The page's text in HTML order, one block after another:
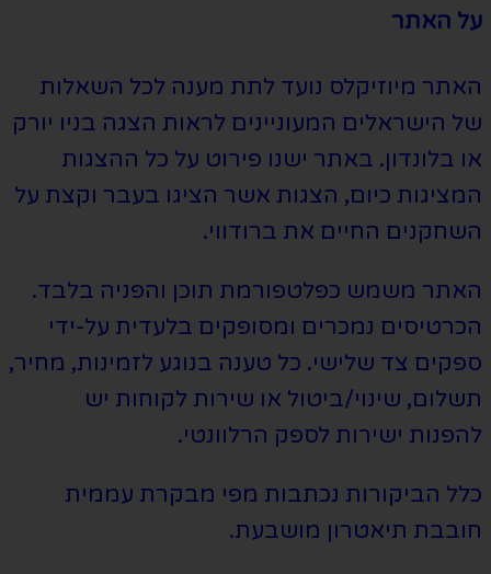
על האתר
האתר מיוזיקלס נועד לתת מענה לכל השאלות
של הישראלים המעוניינים לראות הצגה בניו יורק
או בלונדון. באתר ישנו פירוט על כל ההצגות
המציגות כיום, הצגות אשר הציגו בעבר וקצת על
השחקנים החיים את ברודווי.
האתר משמש כפלטפורמת תוכן והפניה בלבד.
הכרטיסים נמכרים ומסופקים בלעדית על-ידי
ספקים צד שלישי. כל טענה בנוגע לזמינות, מחיר,
תשלום, שינוי/ביטול או שירות לקוחות יש
להפנות ישירות לספק הרלוונטי.
כלל הביקורות נכתבות מפי מבקרת עממית
חובבת תיאטרון מושבעת.